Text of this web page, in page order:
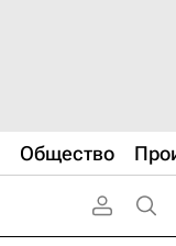
Общество